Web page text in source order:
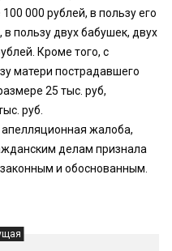
000 рублей, в пользу его
пользу двух бабушек, двух
Кроме того, с
матери пострадавшего
25 тыс. руб,
руб.
жалоба,
делам признала
и обоснованным.